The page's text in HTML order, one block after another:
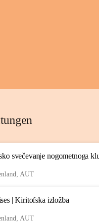
svečevanje nogometnoga
AUT
| Kiritofska izložba
AUT